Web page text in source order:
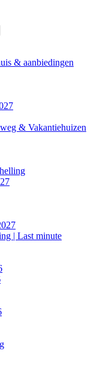
& aanbiedingen
& Vakantiehuizen
| Last minute